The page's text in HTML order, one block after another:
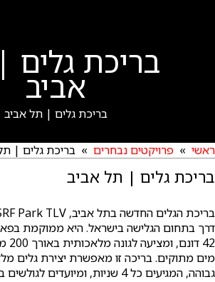
בריכת
אביב
בריכת גלים | תל אביב
ראשי » פרויקטים נבחרים » בריכת גלים |
בריכת גלים | תל אביב
דרך בתחום הגלישה בישראל. היא ממוקמת
מים מתוקים. בריכה זו מאפשרת יצירת גלים
גבוהה, המגיעים כל 4 שניות, ומיועדים לגולשים בכל הרמות.